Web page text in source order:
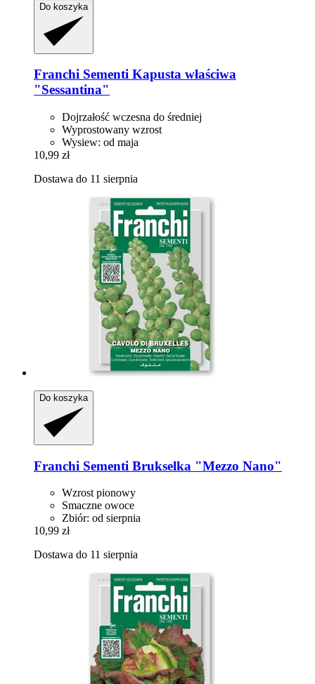
Do koszyka
Franchi Sementi Kapusta właściwa
"Sessantina"
Dojrzałość wczesna do średniej
Wyprostowany wzrost
Wysiew: od maja
10,99 zł
Dostawa do 11 sierpnia
Do koszyka
Franchi Sementi Brukselka "Mezzo Nano"
Wzrost pionowy
Smaczne owoce
Zbiór: od sierpnia
10,99 zł
Dostawa do 11 sierpnia